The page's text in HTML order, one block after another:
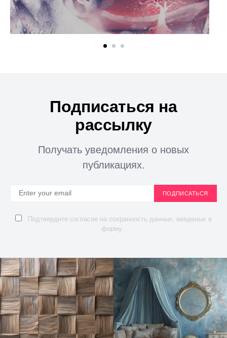
Подписаться на
рассылку
Получать уведомления о новых
публикациях.
ПОДПИСАТЬСЯ
Подтвердите согласие на сохранность данных, введеных в
форму .